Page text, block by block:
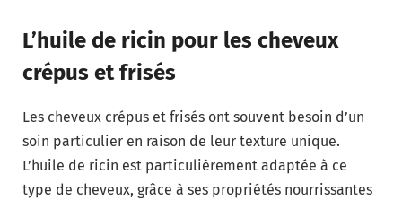
L’huile de ricin pour les cheveux
crépus et frisés
Les cheveux crépus et frisés ont souvent besoin d’un
soin particulier en raison de leur texture unique.
L’huile de ricin est particulièrement adaptée à ce
type de cheveux, grâce à ses propriétés nourrissantes